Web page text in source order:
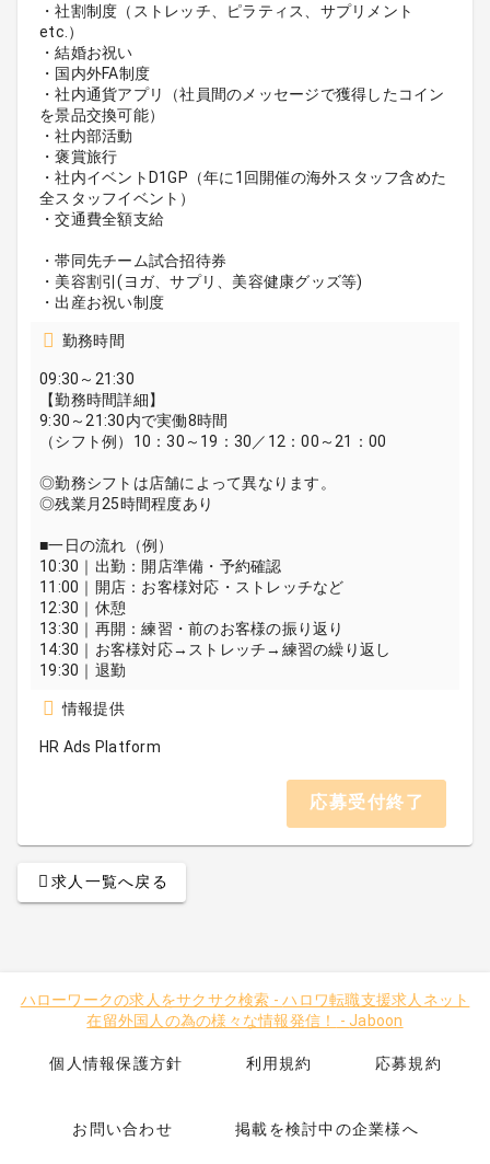
・社割制度（ストレッチ、ピラティス、サプリメント
etc.）
・結婚お祝い
・国内外FA制度
・社内通貨アプリ（社員間のメッセージで獲得したコイン
を景品交換可能）
・社内部活動
・褒賞旅行
・社内イベントD1GP（年に1回開催の海外スタッフ含めた
全スタッフイベント）
・交通費全額支給
・帯同先チーム試合招待券
・美容割引(ヨガ、サプリ、美容健康グッズ等)
・出産お祝い制度
勤務時間
09:30～21:30
【勤務時間詳細】
9:30～21:30内で実働8時間
（シフト例）10：30～19：30／12：00～21：00
◎勤務シフトは店舗によって異なります。
◎残業月25時間程度あり
■一日の流れ（例）
10:30｜出勤：開店準備・予約確認
11:00｜開店：お客様対応・ストレッチなど
12:30｜休憩
13:30｜再開：練習・前のお客様の振り返り
14:30｜お客様対応→ストレッチ→練習の繰り返し
19:30｜退勤
情報提供
HR Ads Platform
応募受付終了
求人一覧へ戻る
ハローワークの求人をサクサク検索 -ハロワ転職支援求人ネット
在留外国人の為の様々な情報発信！
- Jaboon
個人情報保護方針 利用規約 応募規約
お問い合わせ 掲載を検討中の企業様へ